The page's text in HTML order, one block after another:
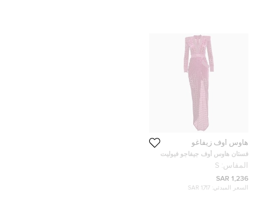
هاوس أوف زيفاغو
فستان هاوس أوف جيفاجو فيوليت
قطيفة مخمل مزين بفتحات للظل
مقاس صغير
المقاس: S
1,236 SAR
السعر المبدئي: 1,717 SAR